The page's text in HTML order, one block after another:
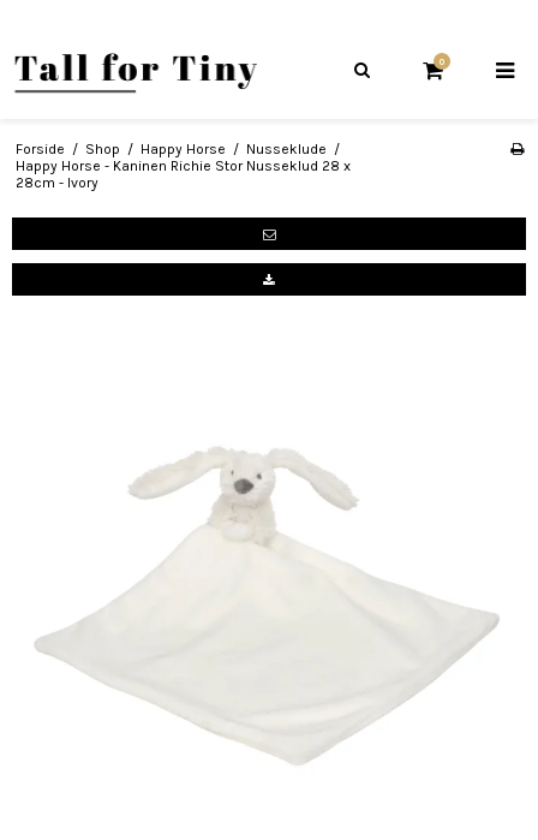
0
Forside / Shop / Happy Horse / Nusseklude /
Happy Horse - Kaninen Richie Stor Nusseklud 28 x
28cm - Ivory